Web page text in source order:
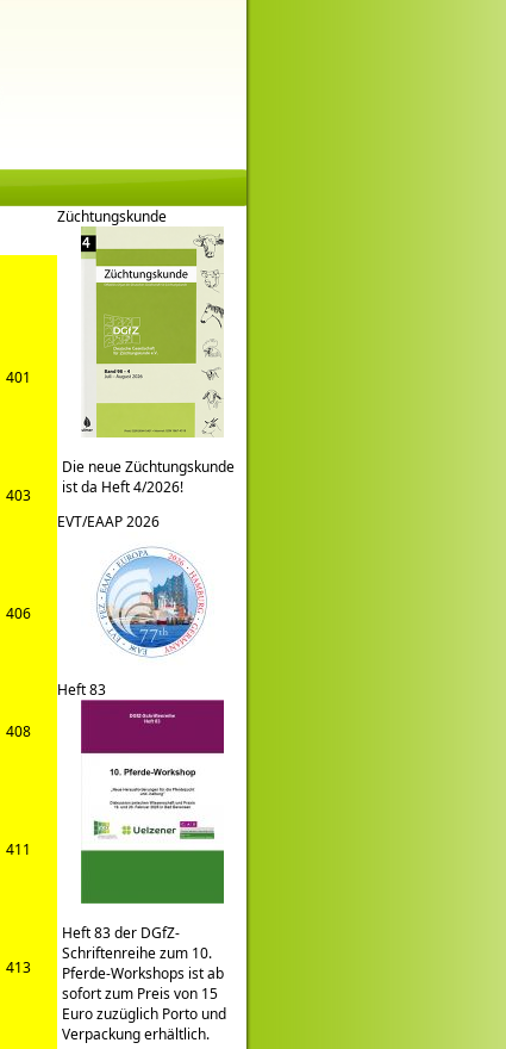
401
403
406
408
411
413
Züchtungskunde
Die neue Züchtungskunde
ist da Heft 4/2026!
EVT/EAAP 2026
Heft 83
Heft 83 der DGfZ-
Schriftenreihe zum 10.
Pferde-Workshops ist ab
sofort zum Preis von 15
Euro zuzüglich Porto und
Verpackung erhältlich.